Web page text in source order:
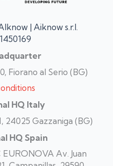
| Aiknow s.r.l.
Fiorano al Serio (BG)
HQ Italy
24025 Gazzaniga (BG)
HQ Spain
Av. Juan